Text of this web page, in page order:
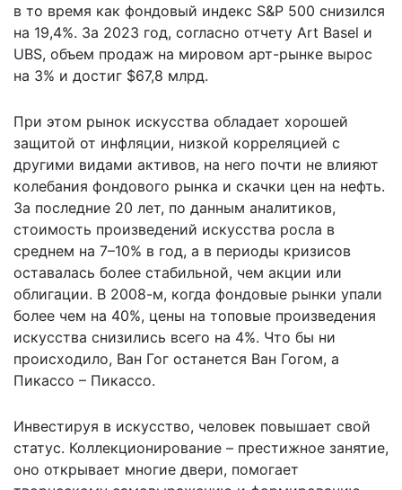
в то время как фондовый индекс S&P 500 снизился
на 19,4%. За 2023 год, согласно отчету Art Basel и
UBS, объем продаж на мировом арт-рынке вырос
на 3% и достиг $67,8 млрд.
При этом рынок искусства обладает хорошей
защитой от инфляции, низкой корреляцией с
другими видами активов, на него почти не влияют
колебания фондового рынка и скачки цен на нефть.
За последние 20 лет, по данным аналитиков,
стоимость произведений искусства росла в
среднем на 7–10% в год, а в периоды кризисов
оставалась более стабильной, чем акции или
облигации. В 2008-м, когда фондовые рынки упали
более чем на 40%, цены на топовые произведения
искусства снизились всего на 4%. Что бы ни
происходило, Ван Гог останется Ван Гогом, а
Пикассо – Пикассо.
Инвестируя в искусство, человек повышает свой
статус. Коллекционирование – престижное занятие,
оно открывает многие двери, помогает